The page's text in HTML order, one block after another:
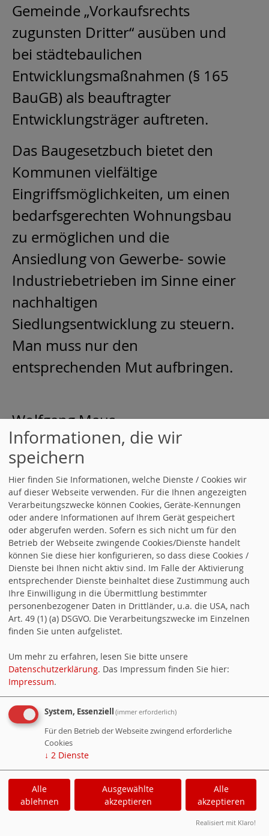
Gemeinde „Vorkaufsrechts
zugunsten Dritter“ ausüben und
bei städtebaulichen
Entwicklungsmaßnahmen (§ 165
BauGB) als beauftragter
Entwicklungsträger auftreten.
Das Baugesetzbuch bietet den
Kommunen vielfältige
Eingriffsmöglichkeiten, um einen
bedarfsgerechten Wohnungsbau
zu ermöglichen und die
Ansiedlung von Gewerbe- sowie
Industriebetrieben im Sinne einer
nachhaltigen
Siedlungsentwicklung zu steuern.
Man muss nur den
entsprechenden Mut aufbringen.
Wolfgang Maus
22.04.2025inAllgemein
ZUSCHÜSSE AN DIE ÖRTL. VEREINE
Liebe Mitbürgerinnen und
Mitbürger,
dass die Ratsmehrheit (CDU,
DIE GRÜNEN) den Haushalt
inzwischen gemeindeweit bekannt. Hinlänglich
bekannt ist auch, dass die Hebesatzung (Grundsteuer,
Gewerbesteuer) mehrheitlich beschlossen wurde und
damit alle für 2025 geplanten Einnahmen erwartet
werden können. Alle Anfragen zum Haushalt 2025
CDU und DIE GRÜNEN zum Haushalt 2025 gestellt
Informationen, die wir
speichern
Hier finden Sie Informationen, welche Dienste / Cookies wir
auf dieser Webseite verwenden. Für die Ihnen angezeigten
Verarbeitungszwecke können Cookies, Geräte-Kennungen
oder andere Informationen auf Ihrem Gerät gespeichert
oder abgerufen werden. Sofern es sich nicht um für den
Betrieb der Webseite zwingende Cookies/Dienste handelt
können Sie diese hier konfigurieren, so dass diese Cookies /
Dienste bei Ihnen nicht aktiv sind. Im Falle der Aktivierung
entsprechender Dienste beinhaltet diese Zustimmung auch
Ihre Einwilligung in die Übermittlung bestimmter
personenbezogener Daten in Drittländer, u.a. die USA, nach
Art. 49 (1) (a) DSGVO. Die Verarbeitungszwecke im Einzelnen
finden Sie unten aufgelistet.
Um mehr zu erfahren, lesen Sie bitte unsere
Datenschutzerklärung. Das Impressum finden Sie hier:
Impressum.
System, Essenziell (immer erforderlich)
Für den Betrieb der Webseite zwingend erforderliche
Cookies
↓ 2 Dienste
Alle
ablehnen
Ausgewählte
akzeptieren
Alle
akzeptieren
Realisiert mit Klaro!